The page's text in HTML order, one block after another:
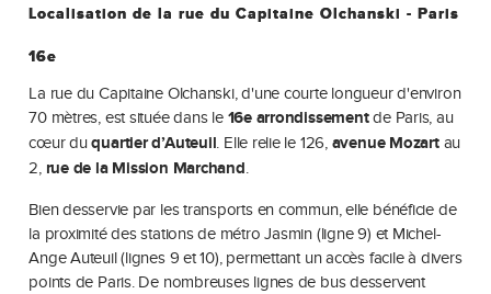
Localisation de la rue du Capitaine Olchanski - Paris
16e
La rue du Capitaine Olchanski, d'une courte longueur d'environ
70 mètres, est située dans le 16e arrondissementde Paris, au
cœur duquartier d’Auteuil. Elle relie le 126, avenue Mozartau
2, rue de la Mission Marchand.
Bien desservie par les transports en commun, elle bénéficie de
la proximité des stations de métro Jasmin (ligne 9) et Michel-
Ange Auteuil (lignes 9 et 10), permettant un accès facile à divers
points de Paris. De nombreuses lignes de bus desservent